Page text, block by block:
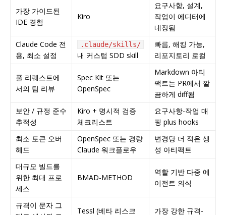
가장 가이드된
IDE 경험
Kiro
요구사항, 설계,
작업이 에디터에
내장됨
Claude Code 전
용, 최소 설정
.claude/skills/
내 커스텀 SDD skill
빠름, 해킹 가능,
리포지토리 로컬
풀 리퀘스트에
서의 팀 리뷰
Spec Kit 또는
OpenSpec
Markdown 아티
팩트는 PR에서 깔
끔하게 diff됨
보안 / 규정 준수
추적성
Kiro + 명시적 검증
체크리스트
요구사항-작업 매
핑 plus hooks
최소 토큰 오버
헤드
OpenSpec 또는 경량
Claude 워크플로우
변경당 더 적은 생
성 아티팩트
대규모 빌드를
위한 최대 프로
세스
BMAD-METHOD
역할 기반 다중 에
이전트 의식
규격이 문자 그
Tessl (베타 리스크 가장 강한 규격-